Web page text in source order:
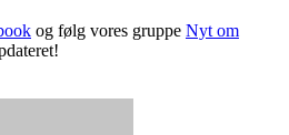
og følg vores gruppe Nyt om